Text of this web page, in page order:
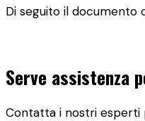
Di seguito il documento
Serve assistenza
Contatta i nostri esperti